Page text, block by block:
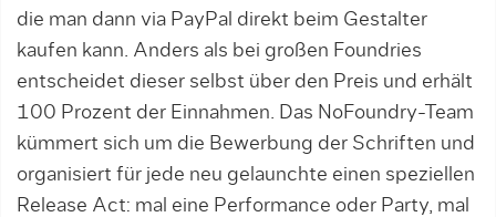
die man dann via PayPal direkt beim Gestalter
kaufen kann. Anders als bei großen Foundries
entschei­det dieser selbst über den Preis und erhält
100 Prozent der Einnahmen. Das NoFoundry-Team
kümmert sich um die Bewerbung der Schriften und
organisiert für jede neu gelaunchte einen speziellen
Release Act: mal eine Performance oder Party, mal